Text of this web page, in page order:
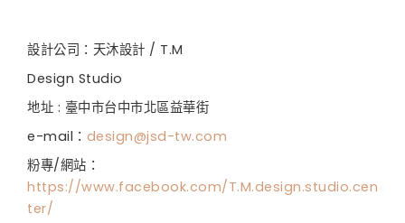
設計公司：天沐設計 / T.M
Design Studio
地址 : 臺中市台中市北區益華街
e-mail： design@jsd-tw.com
粉專/網站：
https://www.facebook.com/T.M.design.studio.cen
ter/